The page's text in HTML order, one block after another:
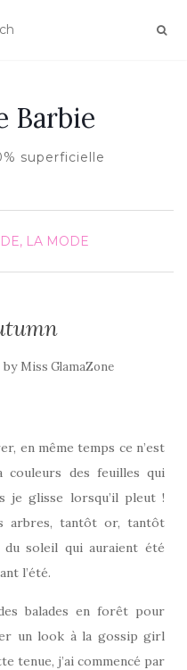
Barbie
superficielle
LA MODE
by Miss GlamaZone
en même temps ce n’est
couleurs des feuilles qui
je glisse lorsqu’il pleut !
arbres, tantôt or, tantôt
du soleil qui auraient été
l’été.
balades en forêt pour
un look à la gossip girl
tenue, j’ai commencé par